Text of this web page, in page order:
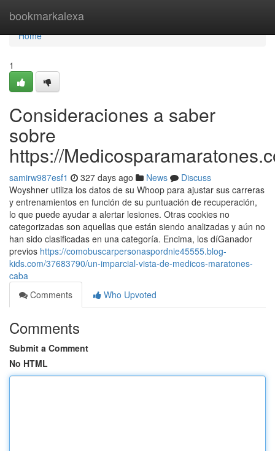
bookmarkalexa
Home
Home
1
Consideraciones a saber
sobre
https://
samirw987esf1 327 days ago News
Discuss
Woyshner utiliza los datos de su Whoop para ajustar sus carreras
y entrenamientos en función de su puntuación de recuperación,
lo que puede ayudar a alertar lesiones. Otras cookies no
categorizadas son aquellas que están siendo analizadas y aún no
han sido clasificadas en una categoría. Encima, los díGanador
previos https://comobuscarpersonaspordnie45555.blog-
kids.com/37683790/un-imparcial-vista-de-medicos-maratones-
caba
Comments
Who Upvoted
Comments
Submit a Comment
No HTML